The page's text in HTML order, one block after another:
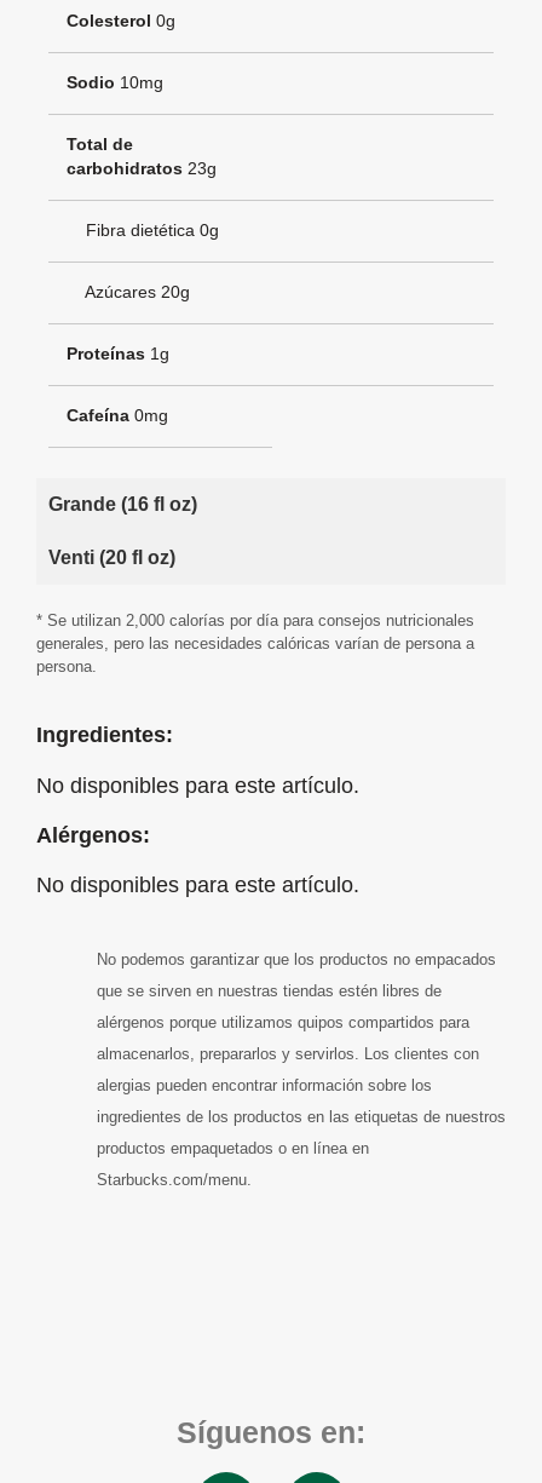
Colesterol 0g
Sodio 10mg
Total de
carbohidratos 23g
Fibra dietética 0g
Azúcares 20g
Proteínas 1g
Cafeína 0mg
Grande (16 fl oz)
Venti (20 fl oz)
* Se utilizan 2,000 calorías por día para consejos nutricionales
generales, pero las necesidades calóricas varían de persona a
persona.
Ingredientes:
No disponibles para este artículo.
Alérgenos:
No disponibles para este artículo.
No podemos garantizar que los productos no empacados
que se sirven en nuestras tiendas estén libres de
alérgenos porque utilizamos quipos compartidos para
almacenarlos, prepararlos y servirlos. Los clientes con
alergias pueden encontrar información sobre los
ingredientes de los productos en las etiquetas de nuestros
productos empaquetados o en línea en
Starbucks.com/menu.
Síguenos en: